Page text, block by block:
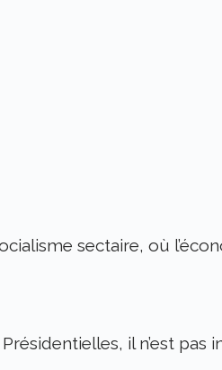
sectaire, où
il n’est pas